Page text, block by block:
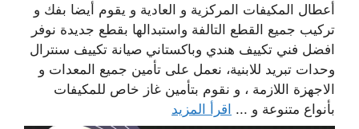
أعطال المكيفات المركزية و العادية و يقوم أيضا بفك و
تركيب جميع القطع التالفة واستبدالها بقطع جديدة نوفر
افضل فني تكييف هندي وباكستاني صيانة تكييف سنترال
وحدات تبريد للابنية، نعمل على تأمين جميع المعدات و
الاجهزة اللازمة ، و نقوم بتأمين غاز خاص للمكيفات
بأنواع متنوعة و ... اقرأ المزيد